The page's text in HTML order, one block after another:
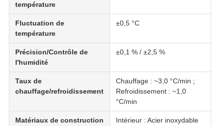
température
Fluctuation de
température
±0,5 °C
Précision/Contrôle de
l'humidité
±0,1 % / ±2,5 %
Taux de
chauffage/refroidissement
Chauffage : ~3,0 °C/min ;
Refroidissement : ~1,0
°C/min
Matériaux de construction
Intérieur : Acier inoxydable